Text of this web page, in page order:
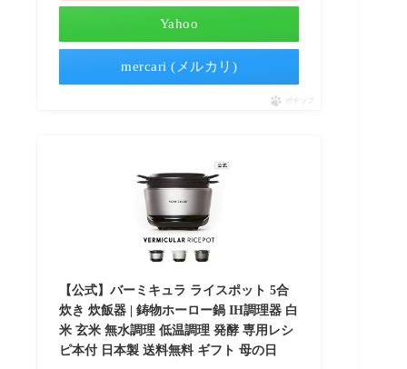
Yahoo
mercari (メルカリ)
ポチップ
【公式】バーミキュラ ライスポット 5合
炊き 炊飯器 | 鋳物ホーロー鍋 IH調理器 白
米 玄米 無水調理 低温調理 発酵 専用レシ
ピ本付 日本製 送料無料 ギフト 母の日